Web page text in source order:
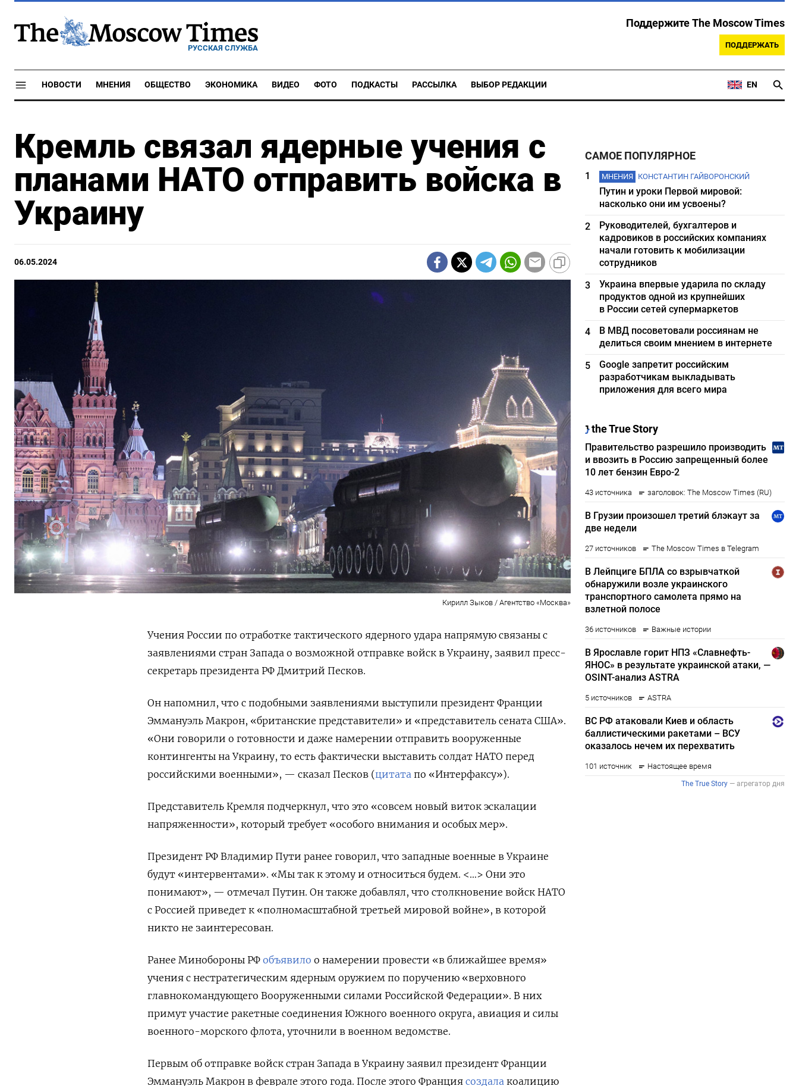
РУССКАЯ СЛУЖБА
Поддержите The Moscow Times
ПОДДЕРЖАТЬ
НОВОСТИ МНЕНИЯ ОБЩЕСТВО ЭКОНОМИКА ВИДЕО ФОТО ПОДКАСТЫ РАССЫЛКА ВЫБОР РЕДАКЦИИ EN
Кремль связал ядерные учения с
планами НАТО отправить войска в
Украину
06.05.2024
Кирилл Зыков / Агентство «Москва»
Учения России по отработке тактического ядерного удара напрямую связаны с
заявлениями стран Запада о возможной отправке войск в Украину, заявил пресс-
секретарь президента РФ Дмитрий Песков.
Он напомнил, что с подобными заявлениями выступили президент Франции
Эммануэль Макрон, «британские представители» и «представитель сената США».
«Они говорили о готовности и даже намерении отправить вооруженные
контингенты на Украину, то есть фактически выставить солдат НАТО перед
российскими военными», — сказал Песков (цитата по «Интерфаксу»).
Представитель Кремля подчеркнул, что это «совсем новый виток эскалации
напряженности», который требует «особого внимания и особых мер».
Президент РФ Владимир Пути ранее говорил, что западные военные в Украине
будут «интервентами». «Мы так к этому и относиться будем. <…> Они это
понимают», — отмечал Путин. Он также добавлял, что столкновение войск НАТО
с Россией приведет к «полномасштабной третьей мировой войне», в которой
никто не заинтересован.
Ранее Минобороны РФ объявило о намерении провести «в ближайшее время»
учения с нестратегическим ядерным оружием по поручению «верховного
главнокомандующего Вооруженными силами Российской Федерации». В них
примут участие ракетные соединения Южного военного округа, авиация и силы
военного-морского флота, уточнили в военном ведомстве.
Первым об отправке войск стран Запада в Украину заявил президент Франции
Эммануэль Макрон в феврале этого года. После этого Франция создала коалицию
САМОЕ ПОПУЛЯРНОЕ
1 МНЕНИЯ КОНСТАНТИН ГАЙВОРОНСКИЙ
Путин и уроки Первой мировой:
насколько они им усвоены?
2
Руководителей, бухгалтеров и
кадровиков в российских компаниях
начали готовить к мобилизации
сотрудников
3
Украина впервые ударила по складу
продуктов одной из крупнейших
в России сетей супермаркетов
4
В МВД посоветовали россиянам не
делиться своим мнением в интернете
5
Google запретит российским
разработчикам выкладывать
приложения для всего мира